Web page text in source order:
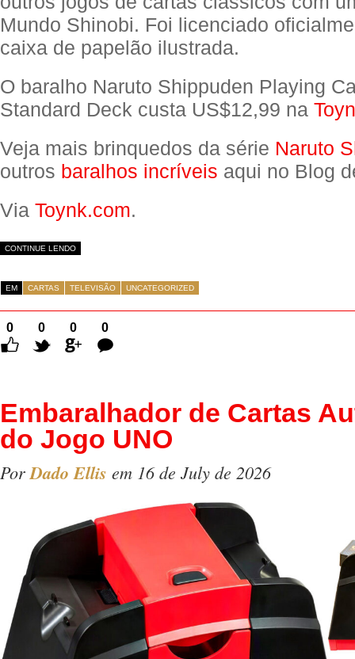
Mundo Shinobi. Foi licenciado
caixa de papelão ilustrada.
O baralho Naruto Shippuden Playing
Standard Deck custa US$12,99 na
Veja mais brinquedos da série Naruto
outros baralhos incríveis aqui no Blog
Via Toynk.com.
CONTINUE LENDO
EM CARTAS TELEVISÃO UNCATEGORIZED
0 0 0
0
Comentários
Embaralhador de Cartas
do Jogo UNO
PorDado Ellis em 16 de July de 2026